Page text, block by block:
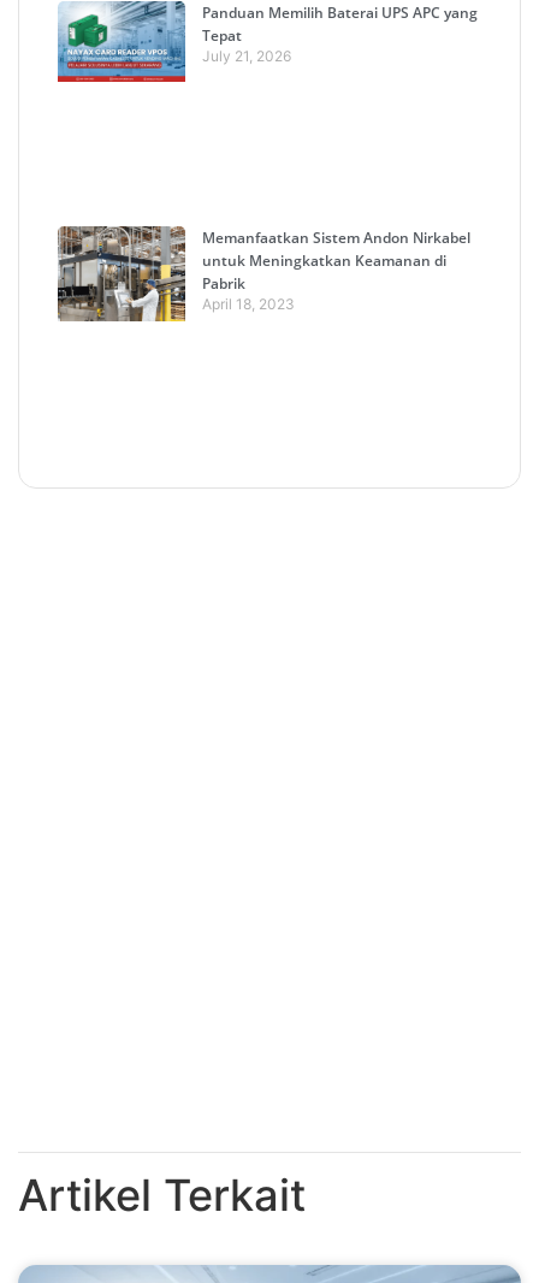
Panduan Memilih Baterai UPS APC yang
Tepat
July 21, 2026
Memanfaatkan Sistem Andon Nirkabel
untuk Meningkatkan Keamanan di
Pabrik
April 18, 2023
Artikel Terkait